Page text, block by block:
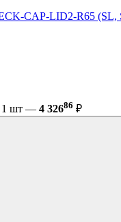
CAP-LID2-R65 (SL,
1 шт — 4 32686 ₽